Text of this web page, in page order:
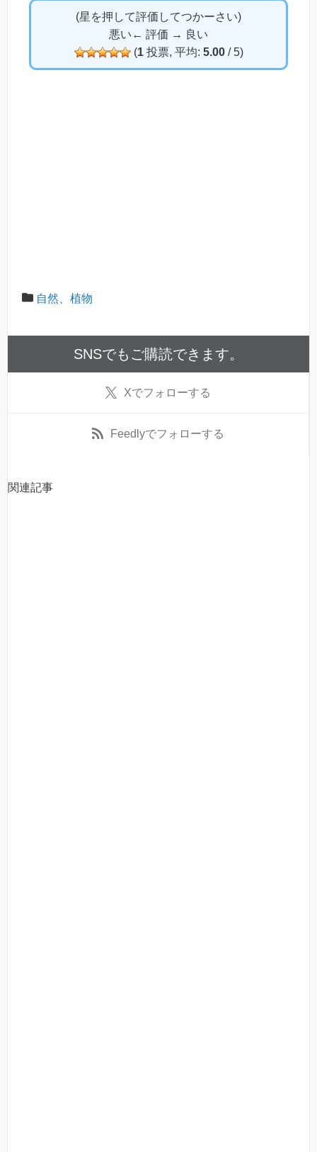
(星を押して評価してつかーさい)
悪い← 評価 → 良い
(1投票, 平均: 5.00/ 5)
自然、植物
SNSでもご購読できます。
Xでフォローする
Feedlyでフォローする
関連記事